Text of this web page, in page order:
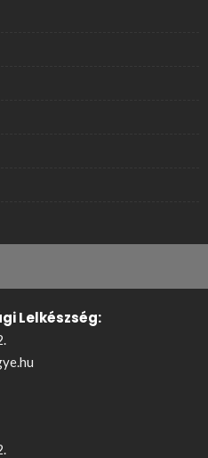
Lelkészség: